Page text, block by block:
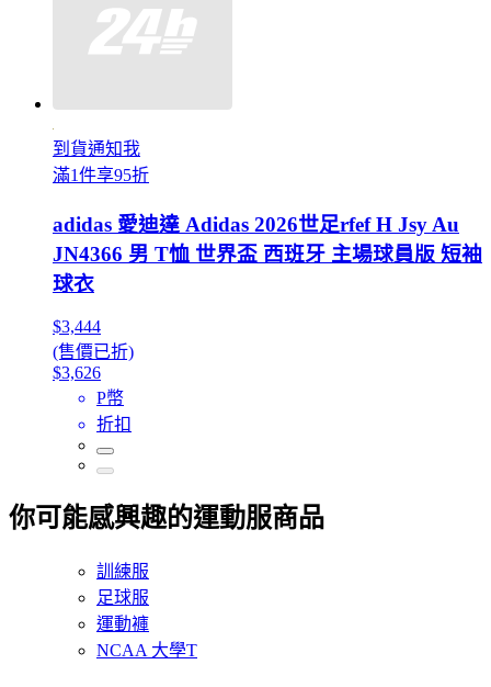
到貨通知我
滿1件享95折
adidas 愛迪達 Adidas 2026世足rfef H Jsy Au
JN4366 男 T恤 世界盃 西班牙 主場球員版 短袖
球衣
$3,444
(售價已折)
$3,626
P幣
折扣
你可能感興趣的運動服商品
訓練服
足球服
運動褲
NCAA 大學T